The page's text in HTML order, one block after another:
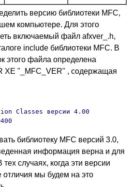
версию библиотеки MFC,
компьютере. Для этого
включаемый файл afxver_.h,
include библиотеки MFC. В
этого файла определена
XE "_MFC_VER" , содержащая
Classes версии 4.00
библиотеку MFC версий 3.0,
информация верна и для
случаях, когда эти версии
мы будем на это